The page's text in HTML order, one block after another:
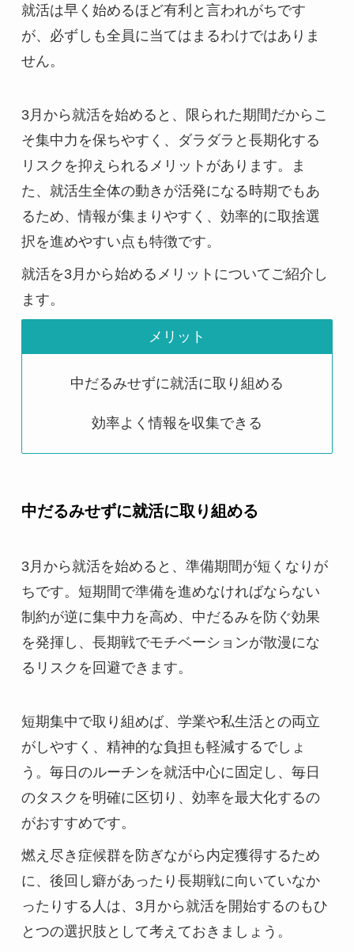
就活は早く始めるほど有利と言われがちです
が、必ずしも全員に当てはまるわけではありま
せん。
3月から就活を始めると、限られた期間だからこ
そ集中力を保ちやすく、ダラダラと長期化する
リスクを抑えられるメリットがあります。ま
た、就活生全体の動きが活発になる時期でもあ
るため、情報が集まりやすく、効率的に取捨選
択を進めやすい点も特徴です。
就活を3月から始めるメリットについてご紹介し
ます。
メリット
中だるみせずに就活に取り組める
効率よく情報を収集できる
中だるみせずに就活に取り組める
3月から就活を始めると、準備期間が短くなりが
ちです。短期間で準備を進めなければならない
制約が逆に集中力を高め、中だるみを防ぐ効果
を発揮し、長期戦でモチベーションが散漫にな
るリスクを回避できます。
短期集中で取り組めば、学業や私生活との両立
がしやすく、精神的な負担も軽減するでしょ
う。毎日のルーチンを就活中心に固定し、毎日
のタスクを明確に区切り、効率を最大化するの
がおすすめです。
燃え尽き症候群を防ぎながら内定獲得するため
に、後回し癖があったり長期戦に向いていなか
ったりする人は、3月から就活を開始するのもひ
とつの選択肢として考えておきましょう。